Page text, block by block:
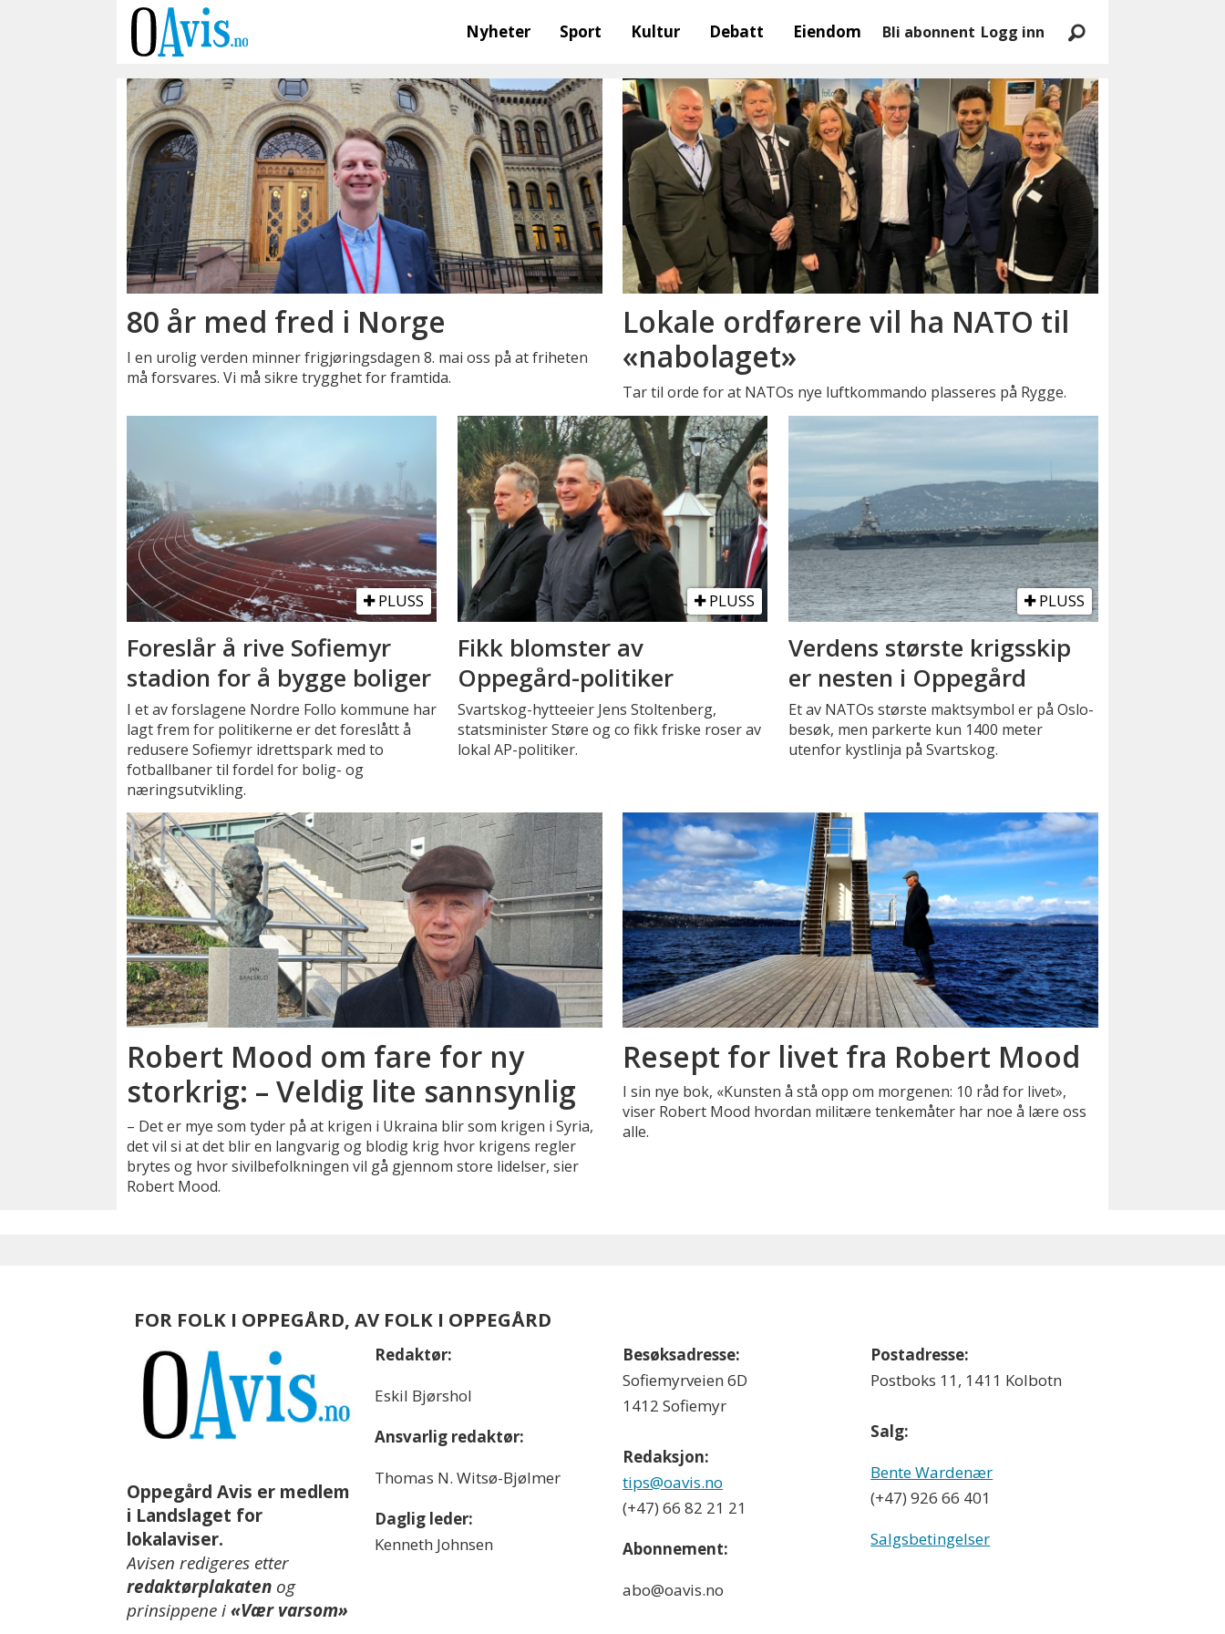
Nyheter Sport Kultur Debatt Eiendom Bli abonnent Logg inn
80 år med fred i Norge
I en urolig verden minner frigjøringsdagen 8. mai oss på at friheten
må forsvares. Vi må sikre trygghet for framtida.
Lokale ordførere vil ha NATO til
«nabolaget»
Tar til orde for at NATOs nye luftkommando plasseres på Rygge.
PLUSS
Foreslår å rive Sofiemyr
stadion for å bygge boliger
I et av forslagene Nordre Follo kommune har
lagt frem for politikerne er det foreslått å
redusere Sofiemyr idrettspark med to
fotballbaner til fordel for bolig- og
næringsutvikling.
PLUSS
Fikk blomster av
Oppegård-politiker
Svartskog-hytteeier Jens Stoltenberg,
statsminister Støre og co fikk friske roser av
lokal AP-politiker.
PLUSS
Verdens største krigsskip
er nesten i Oppegård
Et av NATOs største maktsymbol er på Oslo-
besøk, men parkerte kun 1400 meter
utenfor kystlinja på Svartskog.
Robert Mood om fare for ny
storkrig: – Veldig lite sannsynlig
– Det er mye som tyder på at krigen i Ukraina blir som krigen i Syria,
det vil si at det blir en langvarig og blodig krig hvor krigens regler
brytes og hvor sivilbefolkningen vil gå gjennom store lidelser, sier
Robert Mood.
Resept for livet fra Robert Mood
I sin nye bok, «Kunsten å stå opp om morgenen: 10 råd for livet»,
viser Robert Mood hvordan militære tenkemåter har noe å lære oss
alle.
FOR FOLK I OPPEGÅRD, AV FOLK I OPPEGÅRD
Oppegård Avis er medlem
i Landslaget for
lokalaviser.
Avisen redigeres etter
redaktørplakaten og
prinsippene i«Vær varsom»
Redaktør:
Eskil Bjørshol
Ansvarlig redaktør:
Thomas N. Witsø-Bjølmer
Daglig leder:
Kenneth Johnsen
Besøksadresse:
Sofiemyrveien 6D
1412 Sofiemyr
Redaksjon:
tips@oavis.no
(+47) 66 82 21 21
Abonnement:
abo@oavis.no
Postadresse:
Postboks 11, 1411 Kolbotn
Salg:
Bente Wardenær
(+47) 926 66 401
Salgsbetingelser